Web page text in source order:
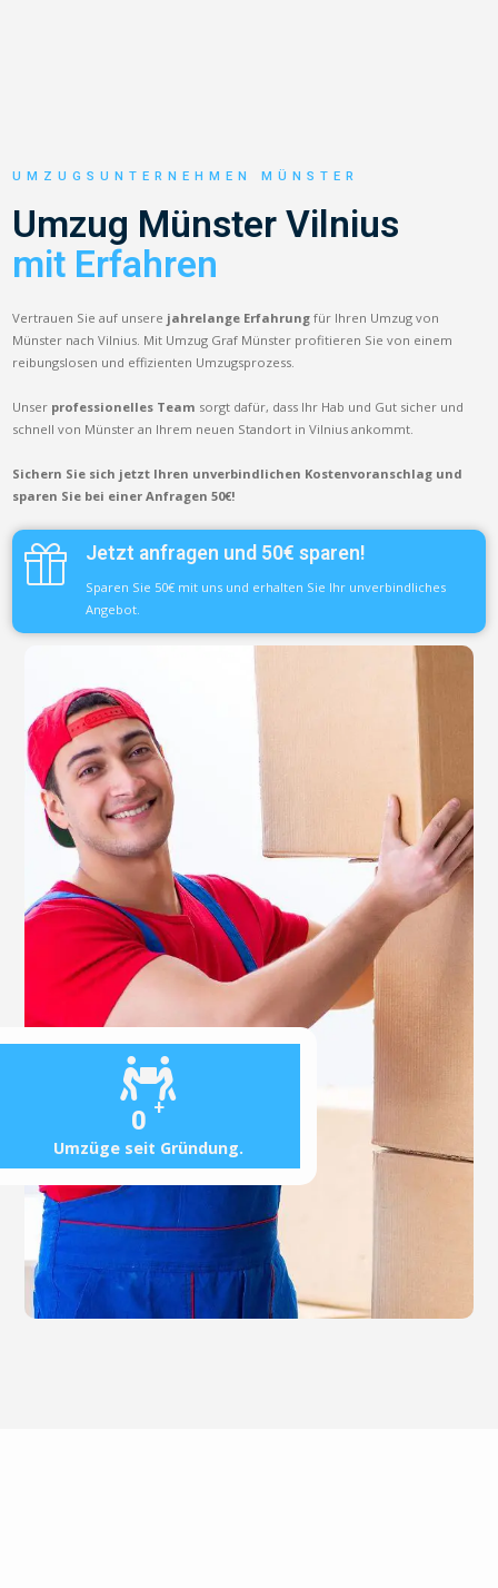
0 +
Umzüge seit Gründung.
UMZUGSUNTERNEHMEN MÜNSTER
Umzug Münster Vilnius
mit Erfahren
Vertrauen Sie auf unsere jahrelange Erfahrung für Ihren Umzug von
Münster nach Vilnius. Mit Umzug Graf Münster profitieren Sie von einem
reibungslosen und effizienten Umzugsprozess.
Unser professionelles Team sorgt dafür, dass Ihr Hab und Gut sicher und
schnell von Münster an Ihrem neuen Standort in Vilnius ankommt.
Sichern Sie sich jetzt Ihren unverbindlichen Kostenvoranschlag und
sparen Sie bei einer Anfragen 50€!
Jetzt anfragen und 50€ sparen!
Sparen Sie 50€ mit uns und erhalten Sie Ihr unverbindliches
Angebot.